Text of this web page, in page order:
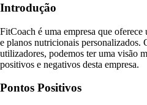
Introdução
FitCoach é uma empresa que
e planos nutricionais personalizados.
utilizadores, podemos ter uma visão
positivos e negativos desta empresa.
Pontos Positivos